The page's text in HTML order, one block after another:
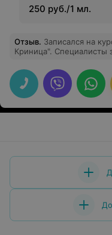
гилауроновой
250 руб./1 мл.
Отзыв. Записался на
Криница". Специалисты